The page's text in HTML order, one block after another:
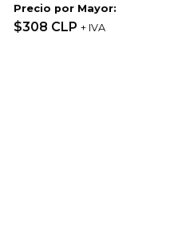
Precio por Mayor:
$308 CLP + IVA